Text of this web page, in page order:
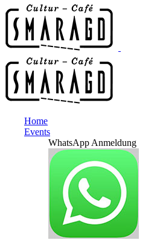
Home
Events
WhatsApp Anmeldung